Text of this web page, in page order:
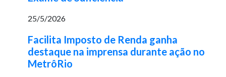
25/5/2026
Facilita Imposto de Renda ganha
destaque na imprensa durante ação no
MetrôRio